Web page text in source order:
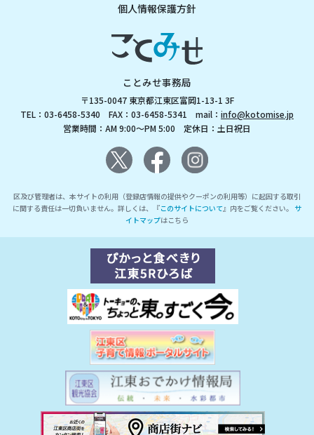
個人情報保護方針
ことみせ事務局
〒135-0047 東京都江東区富岡1-13-1 3F
TEL：03-6458-5340 FAX：03-6458-5341 mail： info@kotomise.jp
営業時間：AM 9:00～PM 5:00 定休日：土日祝日
区及び管理者は、本サイトの利用（登録店情報の提供やクーポンの利用等）に起因する取引
に関する責任は一切負いません。詳しくは、『このサイトについて』内をご覧ください。 サ
イトマップはこちら